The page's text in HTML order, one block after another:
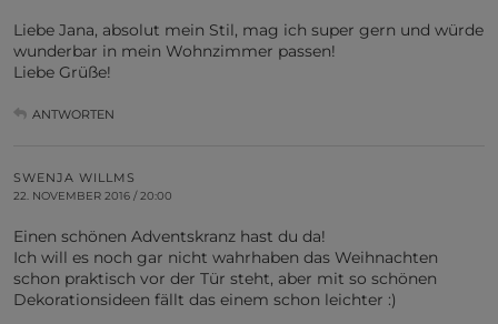
Liebe Jana, absolut mein Stil, mag ich super gern und würde
wunderbar in mein Wohnzimmer passen!
Liebe Grüße!
ANTWORTEN
SWENJA WILLMS
22. NOVEMBER 2016 / 20:00
Einen schönen Adventskranz hast du da!
Ich will es noch gar nicht wahrhaben das Weihnachten
schon praktisch vor der Tür steht, aber mit so schönen
Dekorationsideen fällt das einem schon leichter :)